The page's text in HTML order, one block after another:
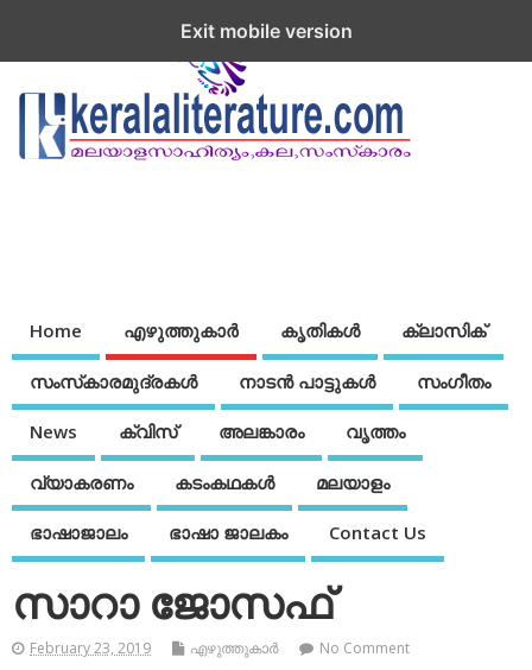
Home എഴുത്തുകാര്‍ കൃതികൾ ക്ലാസിക്
സംസ്‌കാരമുദ്രകള്‍ നാടന്‍ പാട്ടുകള്‍ സംഗീതം
News ക്വിസ് അലങ്കാരം വൃത്തം
വ്യാകരണം കടംകഥകള്‍ മലയാളം
ഭാഷാജാലം ഭാഷാ ജാലകം Contact Us
സാറാ ജോസഫ്
February 23, 2019 എഴുത്തുകാര്‍ No Comment
Exit mobile version